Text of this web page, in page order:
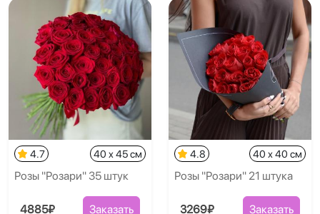
4.7 40 x 45 см
Розы "Розари" 35 штук
4885₽ Заказать
4.8 40 x 40 см
Розы "Розари" 21 штука
3269₽ Заказать